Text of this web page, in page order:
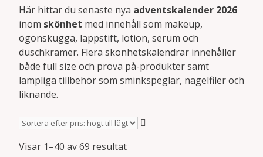
Här hittar du senaste nya adventskalender 2026
inom skönhet med innehåll som makeup,
ögonskugga, läppstift, lotion, serum och
duschkrämer. Flera skönhetskalendrar innehåller
både full size och prova på-produkter samt
lämpliga tillbehör som sminkspeglar, nagelfiler och
liknande.
Visar 1–40 av 69 resultatSorterade